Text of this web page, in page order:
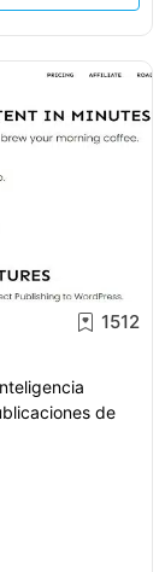
1512
de